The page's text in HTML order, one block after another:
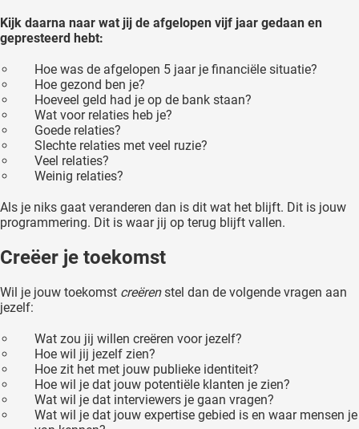
Kijk daarna naar wat jij de afgelopen vijf jaar gedaan en
gepresteerd hebt:
Hoe was de afgelopen 5 jaar je financiële situatie?
Hoe gezond ben je?
Hoeveel geld had je op de bank staan?
Wat voor relaties heb je?
Goede relaties?
Slechte relaties met veel ruzie?
Veel relaties?
Weinig relaties?
Als je niks gaat veranderen dan is dit wat het blijft. Dit is jouw
programmering. Dit is waar jij op terug blijft vallen.
Creëer je toekomst
Wil je jouw toekomst creërenstel dan de volgende vragen aan
jezelf:
Wat zou jij willen creëren voor jezelf?
Hoe wil jij jezelf zien?
Hoe zit het met jouw publieke identiteit?
Hoe wil je dat jouw potentiële klanten je zien?
Wat wil je dat interviewers je gaan vragen?
Wat wil je dat jouw expertise gebied is en waar mensen je